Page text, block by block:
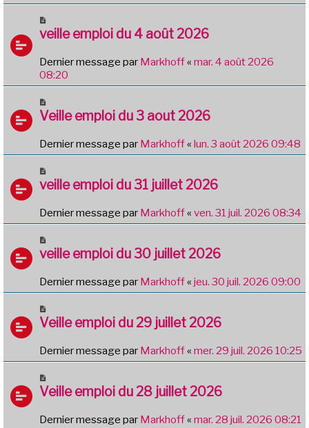
veille emploi du 4 août 2026
Dernier message par Markhoff« mar. 4 août 2026
08:20
Veille emploi du 3 aout 2026
Dernier message par Markhoff« lun. 3 août 2026 09:48
veille emploi du 31 juillet 2026
Dernier message par Markhoff« ven. 31 juil. 2026 08:34
veille emploi du 30 juillet 2026
Dernier message par Markhoff« jeu. 30 juil. 2026 09:00
Veille emploi du 29 juillet 2026
Dernier message par Markhoff« mer. 29 juil. 2026 10:25
Veille emploi du 28 juillet 2026
Dernier message par Markhoff« mar. 28 juil. 2026 08:21